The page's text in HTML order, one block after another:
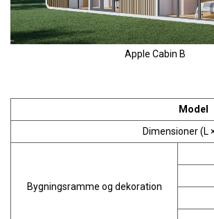
Apple Cabin B
Model
Dimensioner (L
Bygningsramme og dekoration